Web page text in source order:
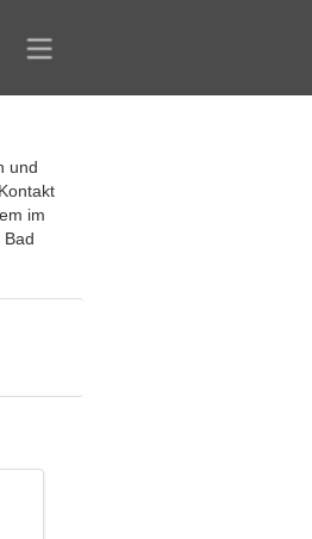
und
im